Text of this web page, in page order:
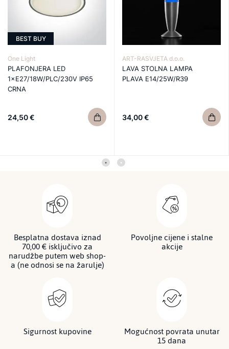
BEST BUY
One Light
PLAFONJERA LED
1×E27/18W/PLC/230V IP65
CRNA
24,50 €
ART-RASVJETA d.o.o.
LAVA STOLNA LAMPA
PLAVA E14/25W/R39
34,00 €
Besplatna dostava iznad
70,00 € isključivo za
narudžbe putem web shop-
a (ne odnosi se na žarulje)
Povoljne cijene i stalne
akcije
Sigurnost kupovine Mogućnost povrata unutar
15 dana